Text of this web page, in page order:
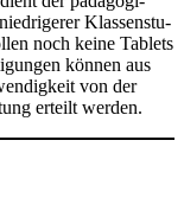
Klas­sen­stu­
noch kei­ne Tablets
kön­nen aus
von der
erteilt werden.